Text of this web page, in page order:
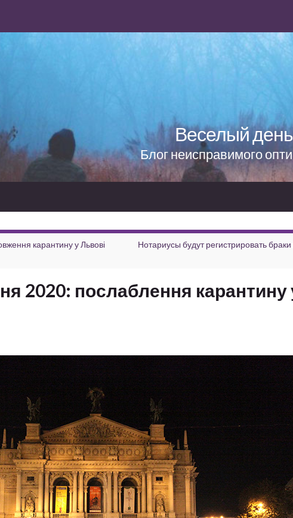
Веселый день
Блог неисправимого
карантину у Львові
Нотариусы будут регистрировать
2020: послаблення карантину